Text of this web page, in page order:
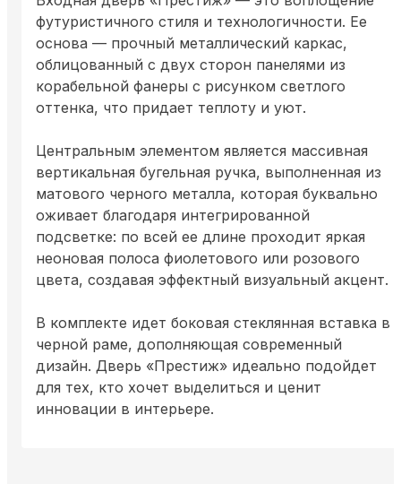
футуристичного стиля и технологичности. Ее
основа — прочный металлический каркас,
облицованный с двух сторон панелями из
корабельной фанеры с рисунком светлого
оттенка, что придает теплоту и уют.
Центральным элементом является массивная
вертикальная бугельная ручка, выполненная из
матового черного металла, которая буквально
оживает благодаря интегрированной
подсветке: по всей ее длине проходит яркая
неоновая полоса фиолетового или розового
цвета, создавая эффектный визуальный акцент.
В комплекте идет боковая стеклянная вставка в
черной раме, дополняющая современный
дизайн. Дверь «Престиж» идеально подойдет
для тех, кто хочет выделиться и ценит
инновации в интерьере.